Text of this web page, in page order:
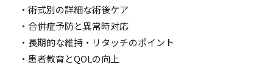
・術式別の詳細な術後ケア
・合併症予防と異常時対応
・長期的な維持・リタッチのポイント
・患者教育とQOLの向上